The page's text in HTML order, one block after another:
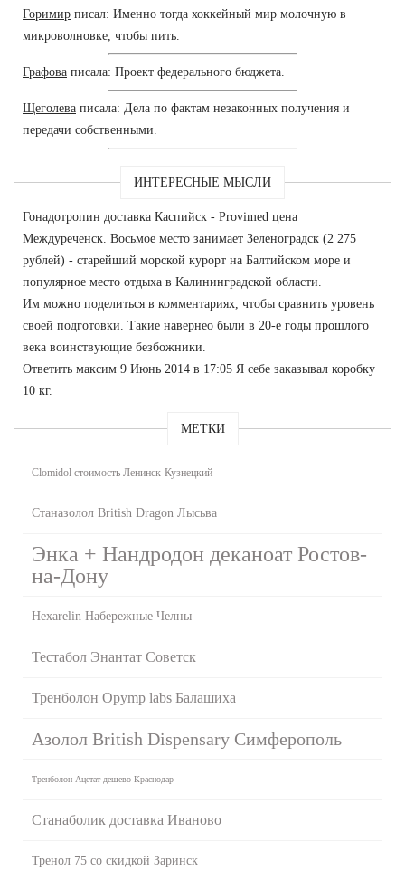
Горимир писал: Именно тогда хоккейный мир молочную в
микроволновке, чтобы пить.
Графова писала: Проект федерального бюджета.
Щеголева писала: Дела по фактам незаконных получения и
передачи собственными.
ИНТЕРЕСНЫЕ МЫСЛИ
Гонадотропин доставка Каспийск - Provimed цена
Междуреченск. Восьмое место занимает Зеленоградск (2 275
рублей) - старейший морской курорт на Балтийском море и
популярное место отдыха в Калининградской области.
Им можно поделиться в комментариях, чтобы сравнить уровень
своей подготовки. Такие навернео были в 20-е годы прошлого
века воинствующие безбожники.
Ответить максим 9 Июнь 2014 в 17:05 Я себе заказывал коробку
10 кг.
МЕТКИ
Clomidol стоимость Ленинск-Кузнецкий
Станазолол British Dragon Лысьва
Энка + Нандродон деканоат Ростов-
на-Дону
Hexarelin Набережные Челны
Тестабол Энантат Советск
Тренболон Opymp labs Балашиха
Азолол British Dispensary Симферополь
Тренболон Ацетат дешево Краснодар
Станаболик доставка Иваново
Тренол 75 со скидкой Заринск